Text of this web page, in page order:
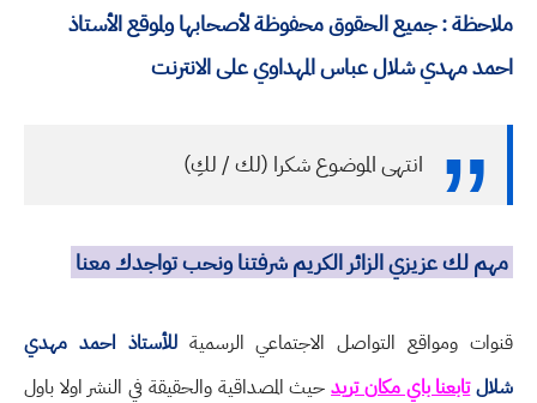
ملاحظة : جميع الحقوق محفوظة لأصحابها ولموقع الأستاذ
احمد مهدي شلال عباس المهداوي على الانترنت
انتهى الموضوع شكرا (لك / لكِ)
مهم لك عزيزي الزائر الكريم شرفتنا ونحب تواجدك معنا
قنوات ومواقع التواصل الاجتماعي الرسميةللأستاذ احمد مهدي
شلالتابعنا باي مكان تريدحيث المصداقية والحقيقة في النشر اولا باول